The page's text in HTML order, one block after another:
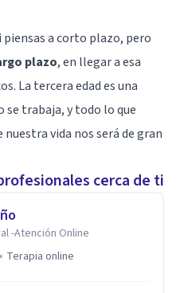
piensas a corto plazo, pero
plazo, en llegar a esa
La tercera edades una
se trabaja, y todo lo que
vida nos será de gran
cerca de ti
-Atención Online
Terapia online